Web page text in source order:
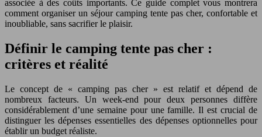
associée à des coûts importants. Ce guide complet vous montrera
comment organiser un séjour camping tente pas cher, confortable et
inoubliable, sans sacrifier le plaisir.
Définir le camping tente pas cher :
critères et réalité
Le concept de « camping pas cher » est relatif et dépend de
nombreux facteurs. Un week-end pour deux personnes diffère
considérablement d’une semaine pour une famille. Il est crucial de
distinguer les dépenses essentielles des dépenses optionnelles pour
établir un budget réaliste.